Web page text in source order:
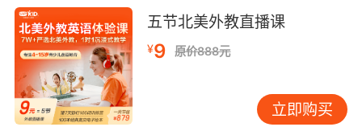
背诵单词的压力。
五节北美外教直播课
¥9 原价888元
立即购买